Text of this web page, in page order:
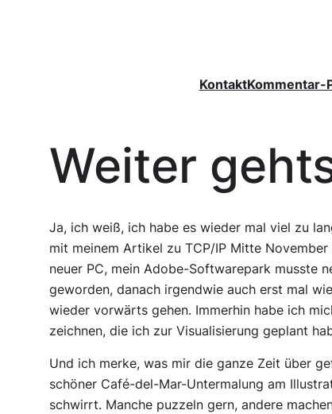
KontaktKommentar-
Weiter
Ja, ich weiß, ich habe es wieder mal viel zu
mit meinem Artikel zu TCP/IP Mitte
neuer PC, mein Adobe-Softwarepark musste
geworden, danach irgendwie auch erst mal
wieder vorwärts gehen. Immerhin habe ich
zeichnen, die ich zur Visualisierung geplant
Und ich merke, was mir die ganze Zeit über
schöner Café-del-Mar-Untermalung am
schwirrt. Manche puzzeln gern, andere